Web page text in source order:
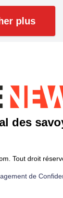
plus
des
Tout droit
de